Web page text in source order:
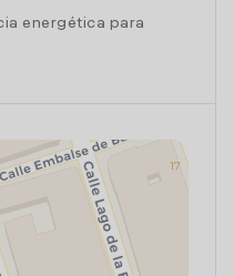
energética para